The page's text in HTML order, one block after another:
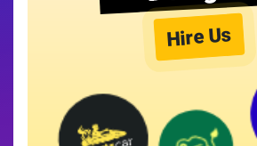
Hire Us